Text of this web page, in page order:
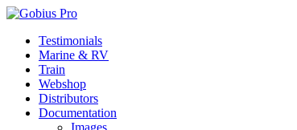
Skip
content
Testimonials
Marine & RV
Train
Webshop
Distributors
Documentation
Images